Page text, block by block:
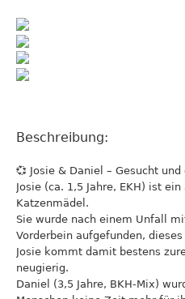
Beschreibung:
💞 Josie & Daniel – Gesucht und
Josie (ca. 1,5 Jahre, EKH) ist
Katzenmädel.
Sie wurde nach einem Unfall
Vorderbein aufgefunden,
Josie kommt damit bestens
neugierig.
Daniel (3,5 Jahre, BKH-Mix)